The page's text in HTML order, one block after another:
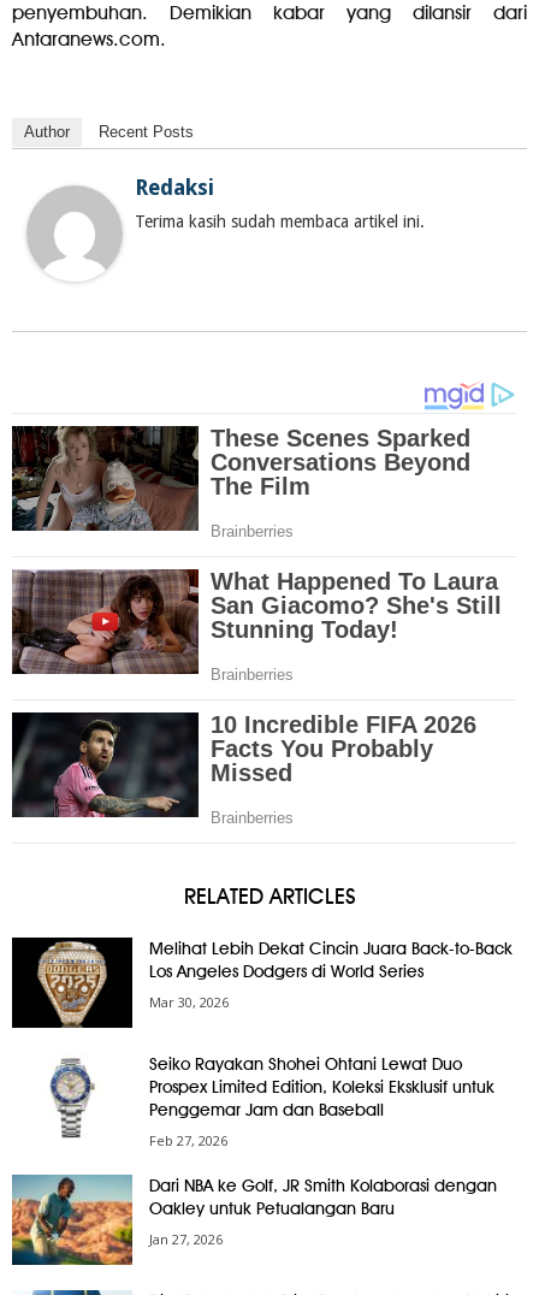
penyembuhan. Demikian kabar yang dilansir dari
Antaranews.com.
Author Recent Posts
Redaksi
Terima kasih sudah membaca artikel ini.
RELATED ARTICLES
Melihat Lebih Dekat Cincin Juara Back-to-Back
Los Angeles Dodgers di World Series
Mar 30, 2026
Seiko Rayakan Shohei Ohtani Lewat Duo
Prospex Limited Edition, Koleksi Eksklusif untuk
Penggemar Jam dan Baseball
Feb 27, 2026
Dari NBA ke Golf, JR Smith Kolaborasi dengan
Oakley untuk Petualangan Baru
Jan 27, 2026